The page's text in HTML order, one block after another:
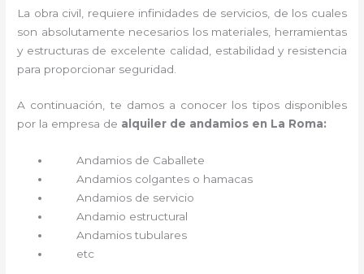
La obra civil, requiere infinidades de servicios, de los cuales
son absolutamente necesarios los materiales, herramientas
y estructuras de excelente calidad, estabilidad y resistencia
para proporcionar seguridad.
A continuación, te damos a conocer los tipos disponibles
por la empresa de alquiler de andamios en La Roma:
Andamios de Caballete
Andamios colgantes o hamacas
Andamios de servicio
Andamio estructural
Andamios tubulares
etc